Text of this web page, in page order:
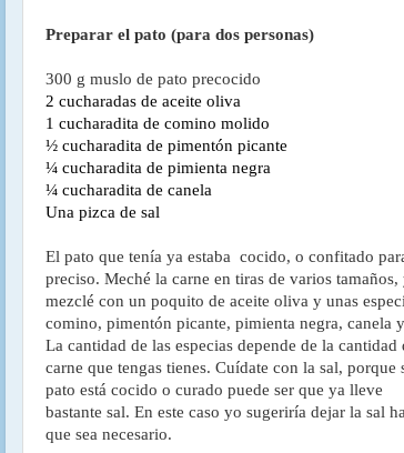
Preparar el pato (para dos personas)
300 g muslo de pato precocido
2 cucharadas de aceite oliva
1 cucharadita de comino molido
½ cucharadita de pimentón picante
¼ cucharadita de pimienta negra
¼ cucharadita de canela
Una pizca de sal
El pato que tenía ya estaba  cocido, o confitado
preciso. Meché la carne en tiras de varios tamaños,
mezclé con un poquito de aceite oliva y unas
comino, pimentón picante, pimienta negra, canela
La cantidad de las especias depende de la cantidad
carne que tengas tienes. Cuídate con la sal, porque
pato está cocido o curado puede ser que ya lleve
bastante sal. En este caso yo sugeriría dejar la sal